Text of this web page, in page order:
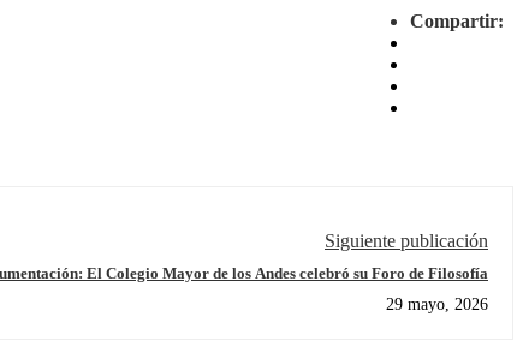
Compartir:
Siguiente publicación
El Colegio Mayor de los Andes celebró su Foro de Filosofía
29 mayo, 2026